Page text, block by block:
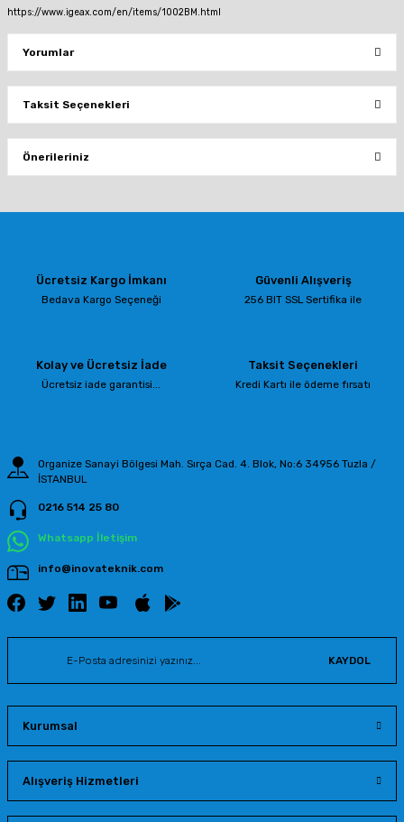
https://www.igeax.com/en/items/1002BM.html
Yorumlar
Bu ürüne ilk yorumu siz yapın!
Yorum Yaz
Taksit Seçenekleri
Önerileriniz
Ürün resmi kalitesiz, bozuk veya görüntülenemiyor.
Ürün fiyatı diğer sitelerden daha pahalı.
Ücretsiz Kargo İmkanı
Bedava Kargo Seçeneği
Güvenli Alışveriş
256 BIT SSL Sertifika ile
Kolay ve Ücretsiz İade
Ücretsiz iade garantisi...
Taksit Seçenekleri
Kredi Kartı ile ödeme fırsatı
Organize Sanayi Bölgesi Mah. Sırça Cad. 4. Blok, No:6 34956 Tuzla /
İSTANBUL
0216 514 25 80
Whatsapp İletişim
info@inovateknik.com
KAYDOL
Kurumsal
Alışveriş Hizmetleri